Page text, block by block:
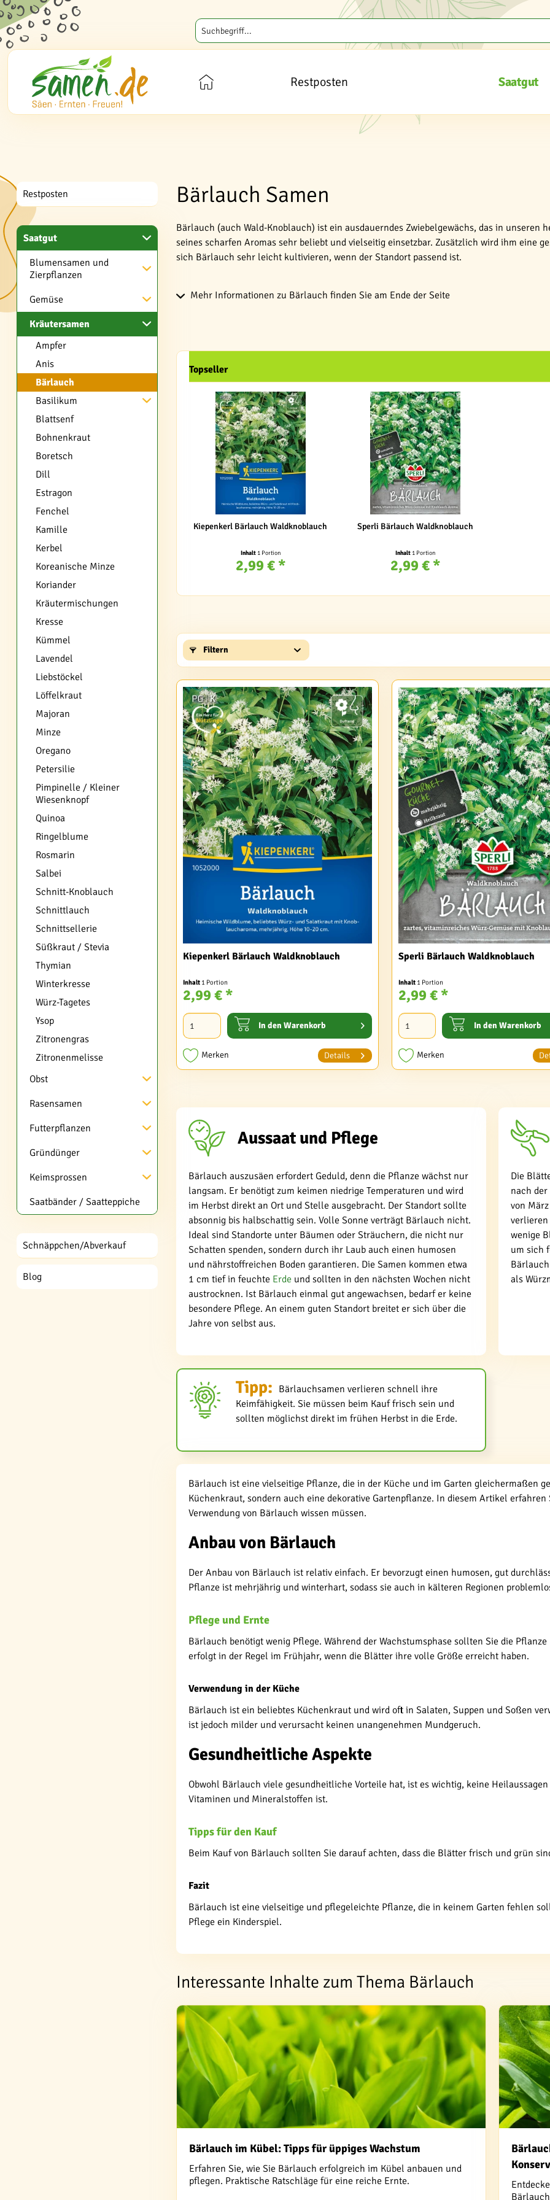
Restposten Saatgut
Restposten
Saatgut
Blumensamen und
Zierpflanzen
Gemüse
Kräutersamen
Ampfer
Anis
Bärlauch
Basilikum
Blattsenf
Bohnenkraut
Boretsch
Dill
Estragon
Fenchel
Kamille
Kerbel
Koreanische Minze
Koriander
Kräutermischungen
Kresse
Kümmel
Lavendel
Liebstöckel
Löffelkraut
Majoran
Minze
Oregano
Petersilie
Pimpinelle / Kleiner
Wiesenknopf
Quinoa
Ringelblume
Rosmarin
Salbei
Schnitt-Knoblauch
Schnittlauch
Schnittsellerie
Süßkraut / Stevia
Thymian
Winterkresse
Würz-Tagetes
Ysop
Zitronengras
Zitronenmelisse
Obst
Rasensamen
Futterpflanzen
Gründünger
Keimsprossen
Saatbänder / Saatteppiche
Schnäppchen/Abverkauf
Blog
Bärlauch Samen
Bärlauch (auch Wald-Knoblauch) ist ein ausdauerndes Zwiebelgewächs, das in unseren
seines scharfen Aromas sehr beliebt und vielseitig einsetzbar. Zusätzlich wird ihm eine
sich Bärlauch sehr leicht kultivieren, wenn der Standort passend ist.
Mehr Informationen zu Bärlauch finden Sie am Ende der Seite
Topseller
Kiepenkerl Bärlauch Waldknoblauch
Inhalt 1 Portion
2,99 € *
Sperli Bärlauch Waldknoblauch
Inhalt 1 Portion
2,99 € *
Filtern
Kiepenkerl Bärlauch Waldknoblauch
Inhalt 1 Portion
2,99 € *
In den Warenkorb
Merken Details
Sperli Bärlauch Waldknoblauch
Inhalt 1 Portion
2,99 € *
In den Warenkorb
Merken
Aussaat und Pflege
Bärlauch auszusäen erfordert Geduld, denn die Pflanze wächst nur
langsam. Er benötigt zum keimen niedrige Temperaturen und wird
im Herbst direkt an Ort und Stelle ausgebracht. Der Standort sollte
absonnig bis halbschattig sein. Volle Sonne verträgt Bärlauch nicht.
Ideal sind Standorte unter Bäumen oder Sträuchern, die nicht nur
Schatten spenden, sondern durch ihr Laub auch einen humosen
und nährstoffreichen Boden garantieren. Die Samen kommen etwa
1 cm tief in feuchte Erde und sollten in den nächsten Wochen nicht
austrocknen. Ist Bärlauch einmal gut angewachsen, bedarf er keine
besondere Pflege. An einem guten Standort breitet er sich über die
Jahre von selbst aus.
Die
nach
von
verlieren
wenige
um sich
als
Tipp: Bärlauchsamen verlieren schnell ihre
Keimfähigkeit. Sie müssen beim Kauf frisch sein und
sollten möglichst direkt im frühen Herbst in die Erde.
Bärlauch ist eine vielseitige Pflanze, die in der Küche und im Garten gleichermaßen
Küchenkraut, sondern auch eine dekorative Gartenpflanze. In diesem Artikel
Verwendung von Bärlauch wissen müssen.
Anbau von Bärlauch
Der Anbau von Bärlauch ist relativ einfach. Er bevorzugt einen humosen, gut
Pflanze ist mehrjährig und winterhart, sodass sie auch in kälteren Regionen
Pflege und Ernte
Bärlauch benötigt wenig Pflege. Während der Wachstumsphase sollten Sie die
erfolgt in der Regel im Frühjahr, wenn die Blätter ihre volle Größe erreicht haben.
Verwendung in der Küche
Bärlauch ist ein beliebtes Küchenkraut und wird oft in Salaten, Suppen und Soßen
ist jedoch milder und verursacht keinen unangenehmen Mundgeruch.
Gesundheitliche Aspekte
Obwohl Bärlauch viele gesundheitliche Vorteile hat, ist es wichtig, keine
Vitaminen und Mineralstoffen ist.
Tipps für den Kauf
Beim Kauf von Bärlauch sollten Sie darauf achten, dass die Blätter frisch und grün
Fazit
Bärlauch ist eine vielseitige und pflegeleichte Pflanze, die in keinem Garten fehlen
Pflege ein Kinderspiel.
Interessante Inhalte zum Thema Bärlauch
Bärlauch im Kübel: Tipps für üppiges Wachstum
Erfahren Sie, wie Sie Bärlauch erfolgreich im Kübel anbauen und
pflegen. Praktische Ratschläge für eine reiche Ernte.